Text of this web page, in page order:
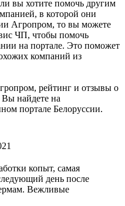
вы хотите помочь другим
в которой они
Агропром, то вы можете
ЧП, чтобы помочь
на портале. Это поможет
компаний из
рейтинг и отзывы о
найдете на
портале Белоруссии.
копыт, самая
день после
Вежливые